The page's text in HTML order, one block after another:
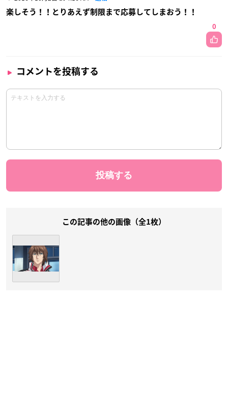
楽しそう！！とりあえず制限まで応募してしまおう！！
0
コメントを投稿する
この記事の他の画像（全1枚）